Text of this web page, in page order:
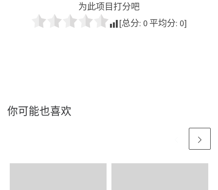
为此项目打分吧
[总分: 0 平均分: 0]
你可能也喜欢